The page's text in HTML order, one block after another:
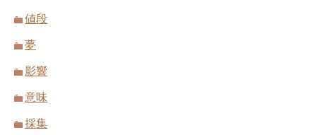
値段
夢
影響
意味
採集